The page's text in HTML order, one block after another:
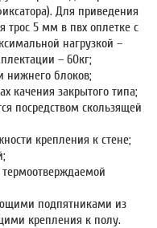
Для приведения
трос 5 мм в пвх оплетке с
нагрузкой –
– 60кг;
нижнего блоков;
качения закрытого типа;
посредством скользящей
крепления к стене;
подпятниками из
крепления к полу.